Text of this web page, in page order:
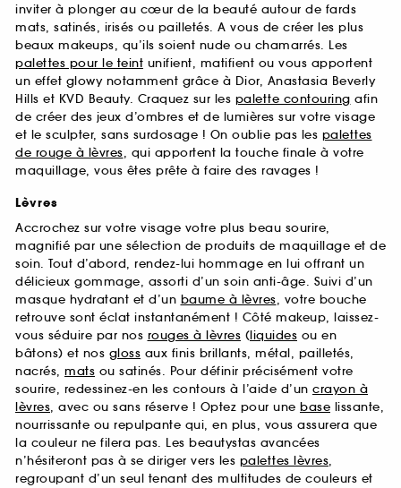
inviter à plonger au cœur de la beauté autour de fards
mats, satinés, irisés ou pailletés. A vous de créer les plus
beaux makeups, qu’ils soient nude ou chamarrés. Les
palettes pour le teint unifient, matifient ou vous apportent
un effet glowy notamment grâce à Dior, Anastasia Beverly
Hills et KVD Beauty. Craquez sur les palette contouring afin
de créer des jeux d’ombres et de lumières sur votre visage
et le sculpter, sans surdosage ! On oublie pas les palettes
de rouge à lèvres, qui apportent la touche finale à votre
maquillage, vous êtes prête à faire des ravages !
Lèvres
Accrochez sur votre visage votre plus beau sourire,
magnifié par une sélection de produits de maquillage et de
soin. Tout d’abord, rendez-lui hommage en lui offrant un
délicieux gommage, assorti d’un soin anti-âge. Suivi d’un
masque hydratant et d’un baume à lèvres, votre bouche
retrouve sont éclat instantanément ! Côté makeup, laissez-
vous séduire par nos rouges à lèvres (liquides ou en
bâtons) et nos gloss aux finis brillants, métal, pailletés,
nacrés, mats ou satinés. Pour définir précisément votre
sourire, redessinez-en les contours à l’aide d’un crayon à
lèvres, avec ou sans réserve ! Optez pour une base lissante,
nourrissante ou repulpante qui, en plus, vous assurera que
la couleur ne filera pas. Les beautystas avancées
n’hésiteront pas à se diriger vers les palettes lèvres,
regroupant d’un seul tenant des multitudes de couleurs et